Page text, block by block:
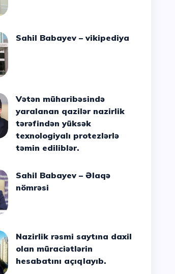
Sahil Babayev – vikipediya
Vətən müharibəsində
yaralanan qazilər nazirlik
tərəfindən yüksək
texnologiyalı protezlərlə
təmin ediliblər.
Sahil Babayev – Əlaqə
nömrəsi
Nazirlik rəsmi saytına daxil
olan müraciətlərin
hesabatını açıqlayıb.